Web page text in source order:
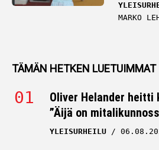
MARKO
TÄMÄN HETKEN LUETUIMMAT
Oliver Helander heitti
”Äijä on
YLEISURHEILU